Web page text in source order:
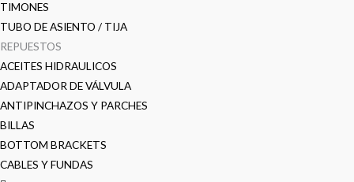
TIMONES
TUBO DE ASIENTO / TIJA
REPUESTOS
ACEITES HIDRAULICOS
ADAPTADOR DE VÁLVULA
ANTIPINCHAZOS Y PARCHES
BILLAS
BOTTOM BRACKETS
CABLES Y FUNDAS